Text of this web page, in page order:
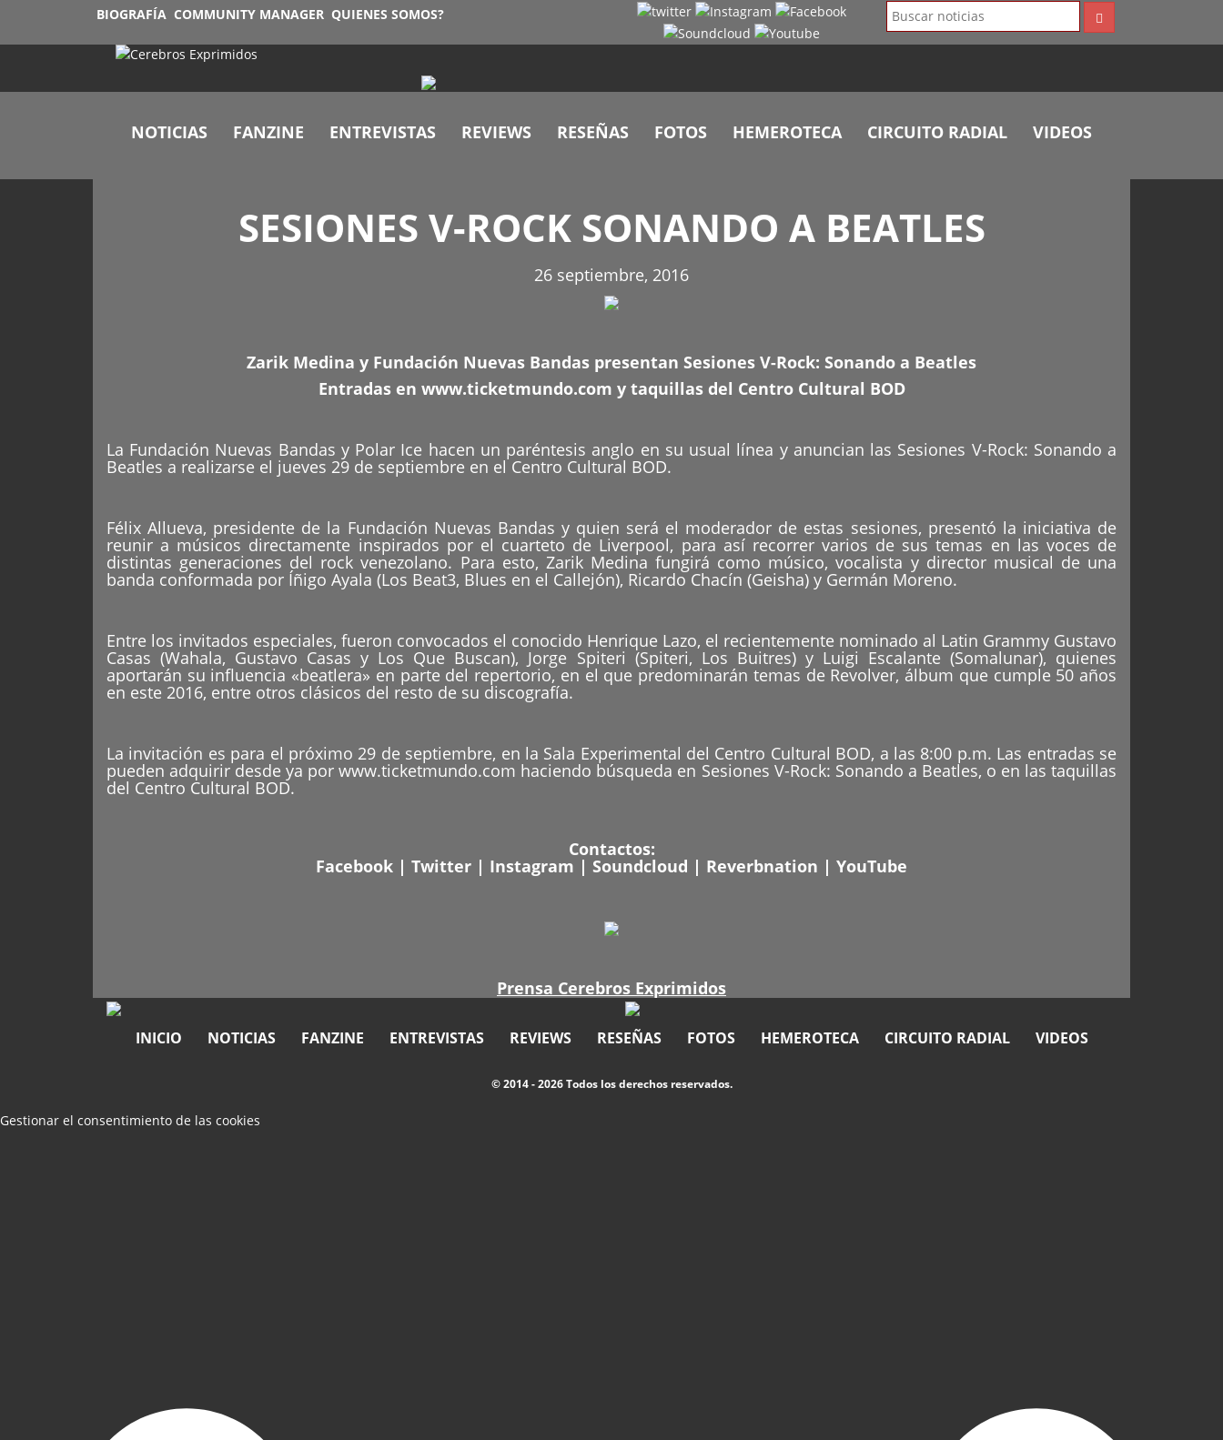
BIOGRAFÍA COMMUNITY MANAGER QUIENES SOMOS?
NOTICIAS FANZINE ENTREVISTAS REVIEWS RESEÑAS FOTOS HEMEROTECA CIRCUITO RADIAL VIDEOS
SESIONES V-ROCK SONANDO A BEATLES
26 septiembre, 2016
Zarik Medina y Fundación Nuevas Bandas presentan Sesiones V-Rock: Sonando a Beatles
Entradas en www.ticketmundo.com y taquillas del Centro Cultural BOD
La Fundación Nuevas Bandas y Polar Ice hacen un paréntesis anglo en su usual línea y anuncian las Sesiones V-Rock: Sonando a
Beatles a realizarse el jueves 29 de septiembre en el Centro Cultural BOD.
Félix Allueva, presidente de la Fundación Nuevas Bandas y quien será el moderador de estas sesiones, presentó la iniciativa de
reunir a músicos directamente inspirados por el cuarteto de Liverpool, para así recorrer varios de sus temas en las voces de
distintas generaciones del rock venezolano. Para esto, Zarik Medina fungirá como músico, vocalista y director musical de una
banda conformada por Íñigo Ayala (Los Beat3, Blues en el Callejón), Ricardo Chacín (Geisha) y Germán Moreno.
Entre los invitados especiales, fueron convocados el conocido Henrique Lazo, el recientemente nominado al Latin Grammy Gustavo
Casas (Wahala, Gustavo Casas y Los Que Buscan), Jorge Spiteri (Spiteri, Los Buitres) y Luigi Escalante (Somalunar), quienes
aportarán su influencia «beatlera» en parte del repertorio, en el que predominarán temas de Revolver, álbum que cumple 50 años
en este 2016, entre otros clásicos del resto de su discografía.
La invitación es para el próximo 29 de septiembre, en la Sala Experimental del Centro Cultural BOD, a las 8:00 p.m. Las entradas se
pueden adquirir desde ya por www.ticketmundo.com haciendo búsqueda en Sesiones V-Rock: Sonando a Beatles, o en las taquillas
del Centro Cultural BOD.
Contactos:
Facebook | Twitter | Instagram | Soundcloud | Reverbnation | YouTube
Prensa Cerebros Exprimidos
INICIO NOTICIAS FANZINE ENTREVISTAS REVIEWS RESEÑAS FOTOS HEMEROTECA CIRCUITO RADIAL VIDEOS
© 2014 - 2026 Todos los derechos reservados.
Gestionar el consentimiento de las cookies